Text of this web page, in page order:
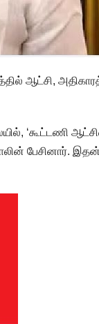
ஆட்சி,
‘கூட்டணி
பேசினார்.